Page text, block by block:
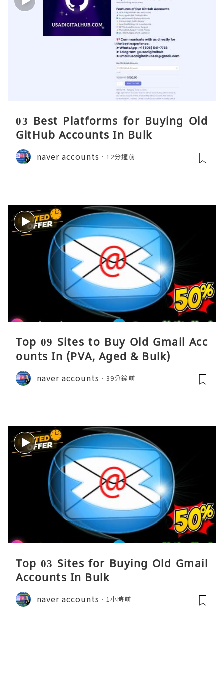
03 Best Platforms for Buying Old
GitHub Accounts In Bulk
naver accounts 12分鐘前
Top 09 Sites to Buy Old Gmail Acc
ounts In (PVA, Aged & Bulk)
naver accounts 39分鐘前
Top 03 Sites for Buying Old Gmail
Accounts In Bulk
naver accounts 1小時前